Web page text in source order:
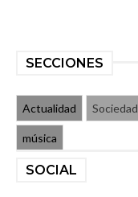
SECCIONES
Actualidad Sociedad
música
SOCIAL